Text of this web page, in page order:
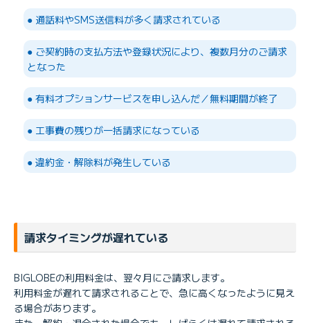
● 通話料やSMS送信料が多く請求されている
● ご契約時の支払方法や登録状況により、複数月分のご請求
となった
● 有料オプションサービスを申し込んだ／無料期間が終了
● 工事費の残りが一括請求になっている
● 違約金・解除料が発生している
請求タイミングが遅れている
BIGLOBEの利用料金は、翌々月にご請求します。
利用料金が遅れて請求されることで、急に高くなったように見え
る場合があります。